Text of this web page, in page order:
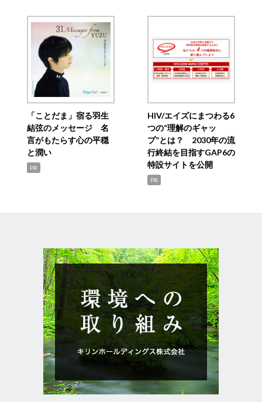
「ことだま」宿る羽生
結弦のメッセージ 名
言がもたらす心の平穏
と潤い
PR
HIV/エイズにまつわる6
つの“理解のギャッ
プ”とは？ 2030年の流
行終結を目指すGAP6の
特設サイトを公開
PR